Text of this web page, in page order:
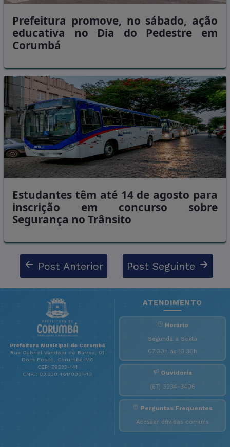
Prefeitura promove, no sábado, ação
educativa no Dia do Pedestre em
Corumbá
Estudantes têm até 14 de agosto para
inscrição em concurso sobre
Segurança no Trânsito
Post Anterior Post Seguinte
Prefeitura Municipal de Corumbá
Rua Gabriel Vandoni de Barros, 01
Dom Bosco, Corumbá-MS
CEP: 79333-141
CNPJ: 03.330.461/0001-10
ATENDIMENTO
Horário
Segunda a Sexta
07:30h às 13:30h
Ouvidoria
(67) 3234-3406
Perguntas Frequentes
Acessar dúvidas comuns